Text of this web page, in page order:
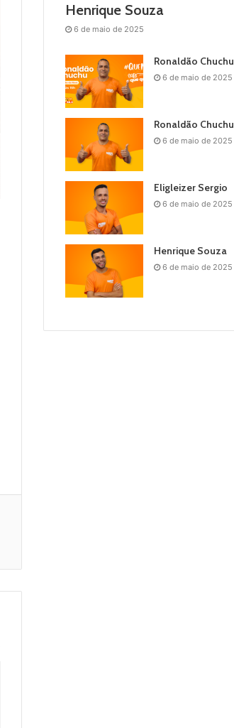
Henrique Souza
6 de maio de 2025
Ronaldão Chuchu
6 de maio de 2025
Ronaldão Chuchu
6 de maio de 2025
Eligleizer Sergio
6 de maio de 2025
Henrique Souza
6 de maio de 2025